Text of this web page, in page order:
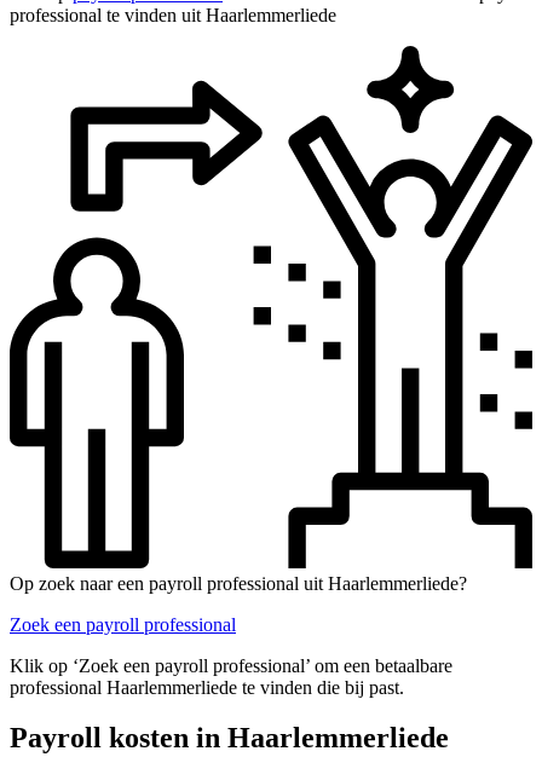
professional te vinden uit Haarlemmerliede
Op zoek naar een payroll professional uit Haarlemmerliede?
Zoek een payroll professional
Klik op ‘Zoek een payroll professional’ om een betaalbare
professional Haarlemmerliede te vinden die bij past.
Payroll kosten in Haarlemmerliede